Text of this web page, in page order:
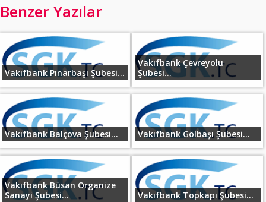
Benzer Yazılar
Vakıfbank Pınarbaşı Şubesi...
Vakıfbank Çevreyolu
Şubesi...
Vakıfbank Balçova Şubesi... Vakıfbank Gölbaşı Şubesi...
Vakıfbank Büsan Organize
Sanayi Şubesi...
Vakıfbank Topkapı Şubesi...